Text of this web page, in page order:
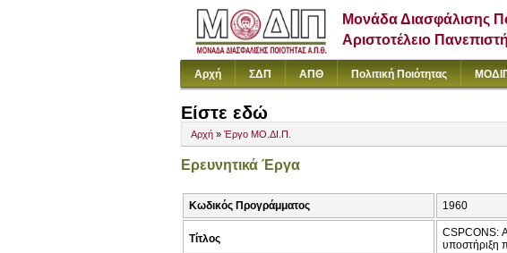
Μονάδα Διασφάλισης
Αριστοτέλειο
Αρχή ΣΔΠ ΑΠΘ Πολιτική Ποιότητας
Είστε εδώ
Αρχή » Έργο ΜΟ.ΔΙ.Π.
Ερευνητικά Έργα
Κωδικός Προγράμματος 1960
Τίτλος
CSPCONS:
υποστήριξη